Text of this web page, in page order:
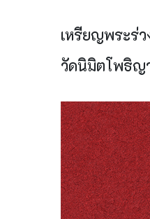
เหรียญพระร่
วัดนิมิตโพธิญ